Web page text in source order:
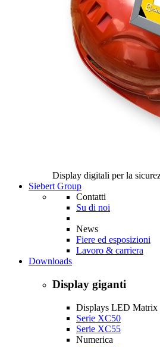
Display digitali per la
Siebert Group
Contatti
Su di noi
News
Fiere ed esposizioni
Lavoro & carriera
Downloads
Display giganti
Displays LED Matrix
Serie XC50
Serie XC55
Numerica